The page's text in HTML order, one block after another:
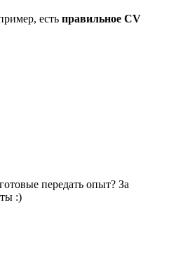
есть правильное CV
передать опыт? За
:)